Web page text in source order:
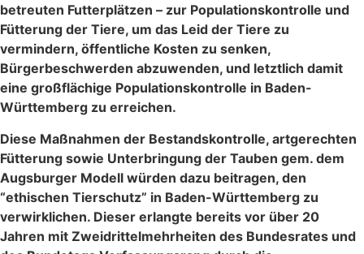
betreuten Futterplätzen – zur Populationskontrolle und
Fütterung der Tiere, um das Leid der Tiere zu
vermindern, öffentliche Kosten zu senken,
Bürgerbeschwerden abzuwenden, und letztlich damit
eine großflächige Populationskontrolle in Baden-
Württemberg zu erreichen.
Diese Maßnahmen der Bestandskontrolle, artgerechten
Fütterung sowie Unterbringung der Tauben gem. dem
Augsburger Modell würden dazu beitragen, den
“ethischen Tierschutz” in Baden-Württemberg zu
verwirklichen. Dieser erlangte bereits vor über 20
Jahren mit Zweidrittelmehrheiten des Bundesrates und